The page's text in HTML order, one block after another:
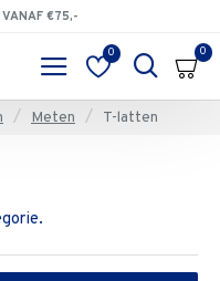
VANAF €75,-
0 0
Meten T-latten